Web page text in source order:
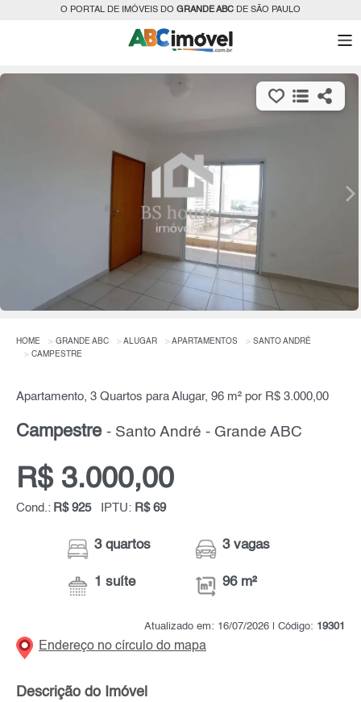
O PORTAL DE IMÓVEIS DO GRANDE ABC DE SÃO PAULO
HOME GRANDE ABC ALUGAR APARTAMENTOS
SANTO ANDRÉ
CAMPESTRE
Apartamento, 3 Quartos para Alugar, 96 m² por R$ 3.000,00
Campestre - Santo André - Grande ABC
R$ 3.000,00
Cond.: R$ 925 IPTU: R$ 69
3 quartos
1 suíte
3 vagas
96 m²
Atualizado em: 16/07/2026 | Código: 19301
Endereço no círculo do mapa
Descrição do Imóvel